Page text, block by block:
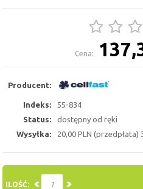
Cena:
Producent:
Indeks:
55-834
Status:
dostępny od ręki
Wysyłka:
20,00 PLN (przedpłata)
ILOŚĆ: